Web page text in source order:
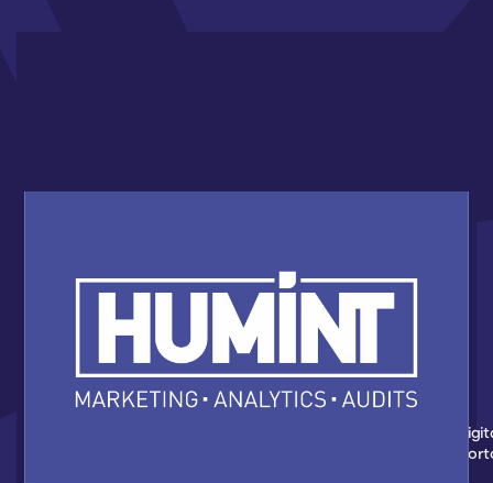
HUMINT NOWYM PARTNEREM AKADEMII
KOSZYKÓWKI 3X3
Nowym partnerem Akademii Koszykówki 3x3 został Humint
Marketing - Agencja z Gdańska, która wspiera wydarzenia